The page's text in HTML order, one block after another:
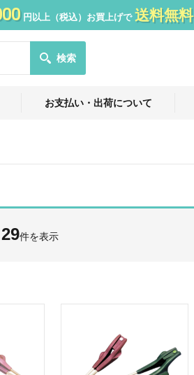
円以上（税込）お買上げで 送料無料
検索
お支払い・出荷について
29件を表示